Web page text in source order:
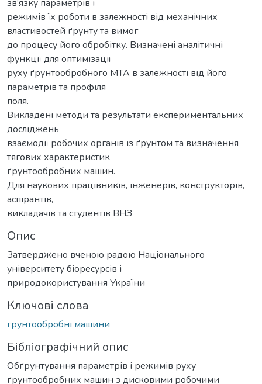
зв’язку параметрів і
режимів їх роботи в залежності від механічних
властивостей ґрунту та вимог
до процесу його обробітку. Визначені аналітичні
функції для оптимізації
руху ґрунтообробного МТА в залежності від його
параметрів та профіля
поля.
Викладені методи та результати експериментальних
досліджень
взаємодії робочих органів із ґрунтом та визначення
тягових характеристик
ґрунтообробних машин.
Для наукових працівників, інженерів, конструкторів,
аспірантів,
викладачів та студентів ВНЗ
Опис
Затверджено вченою радою Національного
університету біоресурсів і
природокористування України
Ключові слова
грунтообробні машини
Бібліографічний опис
Обґрунтування параметрів і режимів руху
ґрунтообробних машин з дисковими робочими